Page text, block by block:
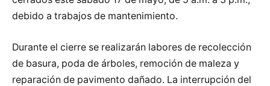
debido a trabajos de mantenimiento.
Durante el cierre se realizarán labores de recolección
de basura, poda de árboles, remoción de maleza y
reparación de pavimento dañado. La interrupción del